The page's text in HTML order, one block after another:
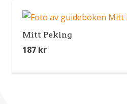
Mitt Peking
187 kr